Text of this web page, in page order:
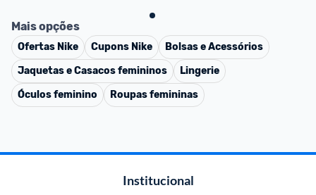
Mais opções
Ofertas Nike Cupons Nike
Bolsas e Acessórios
Jaquetas e Casacos femininos
Lingerie
Óculos feminino
Roupas femininas
Institucional